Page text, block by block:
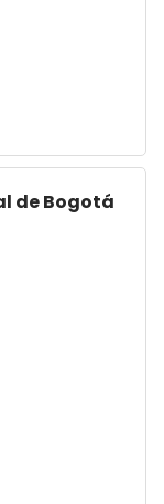
de Bogotá